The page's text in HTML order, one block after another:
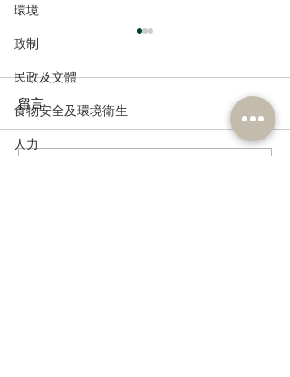
環境
政制
民政及文體
食物安全及環境衛生
人力
留言